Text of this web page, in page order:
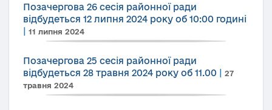
Позачергова 26 сесія районної ради
відбудеться 12 липня 2024 року об 10:00 годині
11 липня 2024
Позачергова 25 сесія районної ради
відбудеться 28 травня 2024 року об 11.00
27
травня 2024